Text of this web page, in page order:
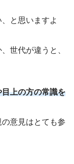
と思いますよ
世代が違うと、
目上の方の常識を
意見はとても参